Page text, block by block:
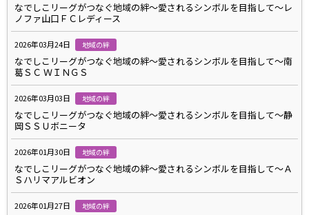
なでしこリーグがつなぐ地域の絆～愛されるシンボルを目指して～レ
ノファ山口ＦＣレディース
2026年03月24日 地域の絆
なでしこリーグがつなぐ地域の絆～愛されるシンボルを目指して～南
葛ＳＣ ＷＩＮＧＳ
2026年03月03日 地域の絆
なでしこリーグがつなぐ地域の絆～愛されるシンボルを目指して～静
岡ＳＳＵボニータ
2026年01月30日 地域の絆
なでしこリーグがつなぐ地域の絆～愛されるシンボルを目指して～Ａ
Ｓハリマアルビオン
2026年01月27日 地域の絆